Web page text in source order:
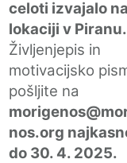
celoti izvajalo na
lokaciji v Piranu.
Življenjepis in
motivacijsko
pošljite na
nos.org
do 30. 4. 2025.